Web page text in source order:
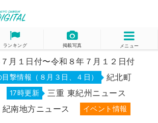
ランキング 掲載写真 メニュー
月１日付〜令和８年７月１２日付
目撃情報（８月３日、４日） 紀北町
17時更新 三重 東紀州ニュース
南地方ニュース イベント情報